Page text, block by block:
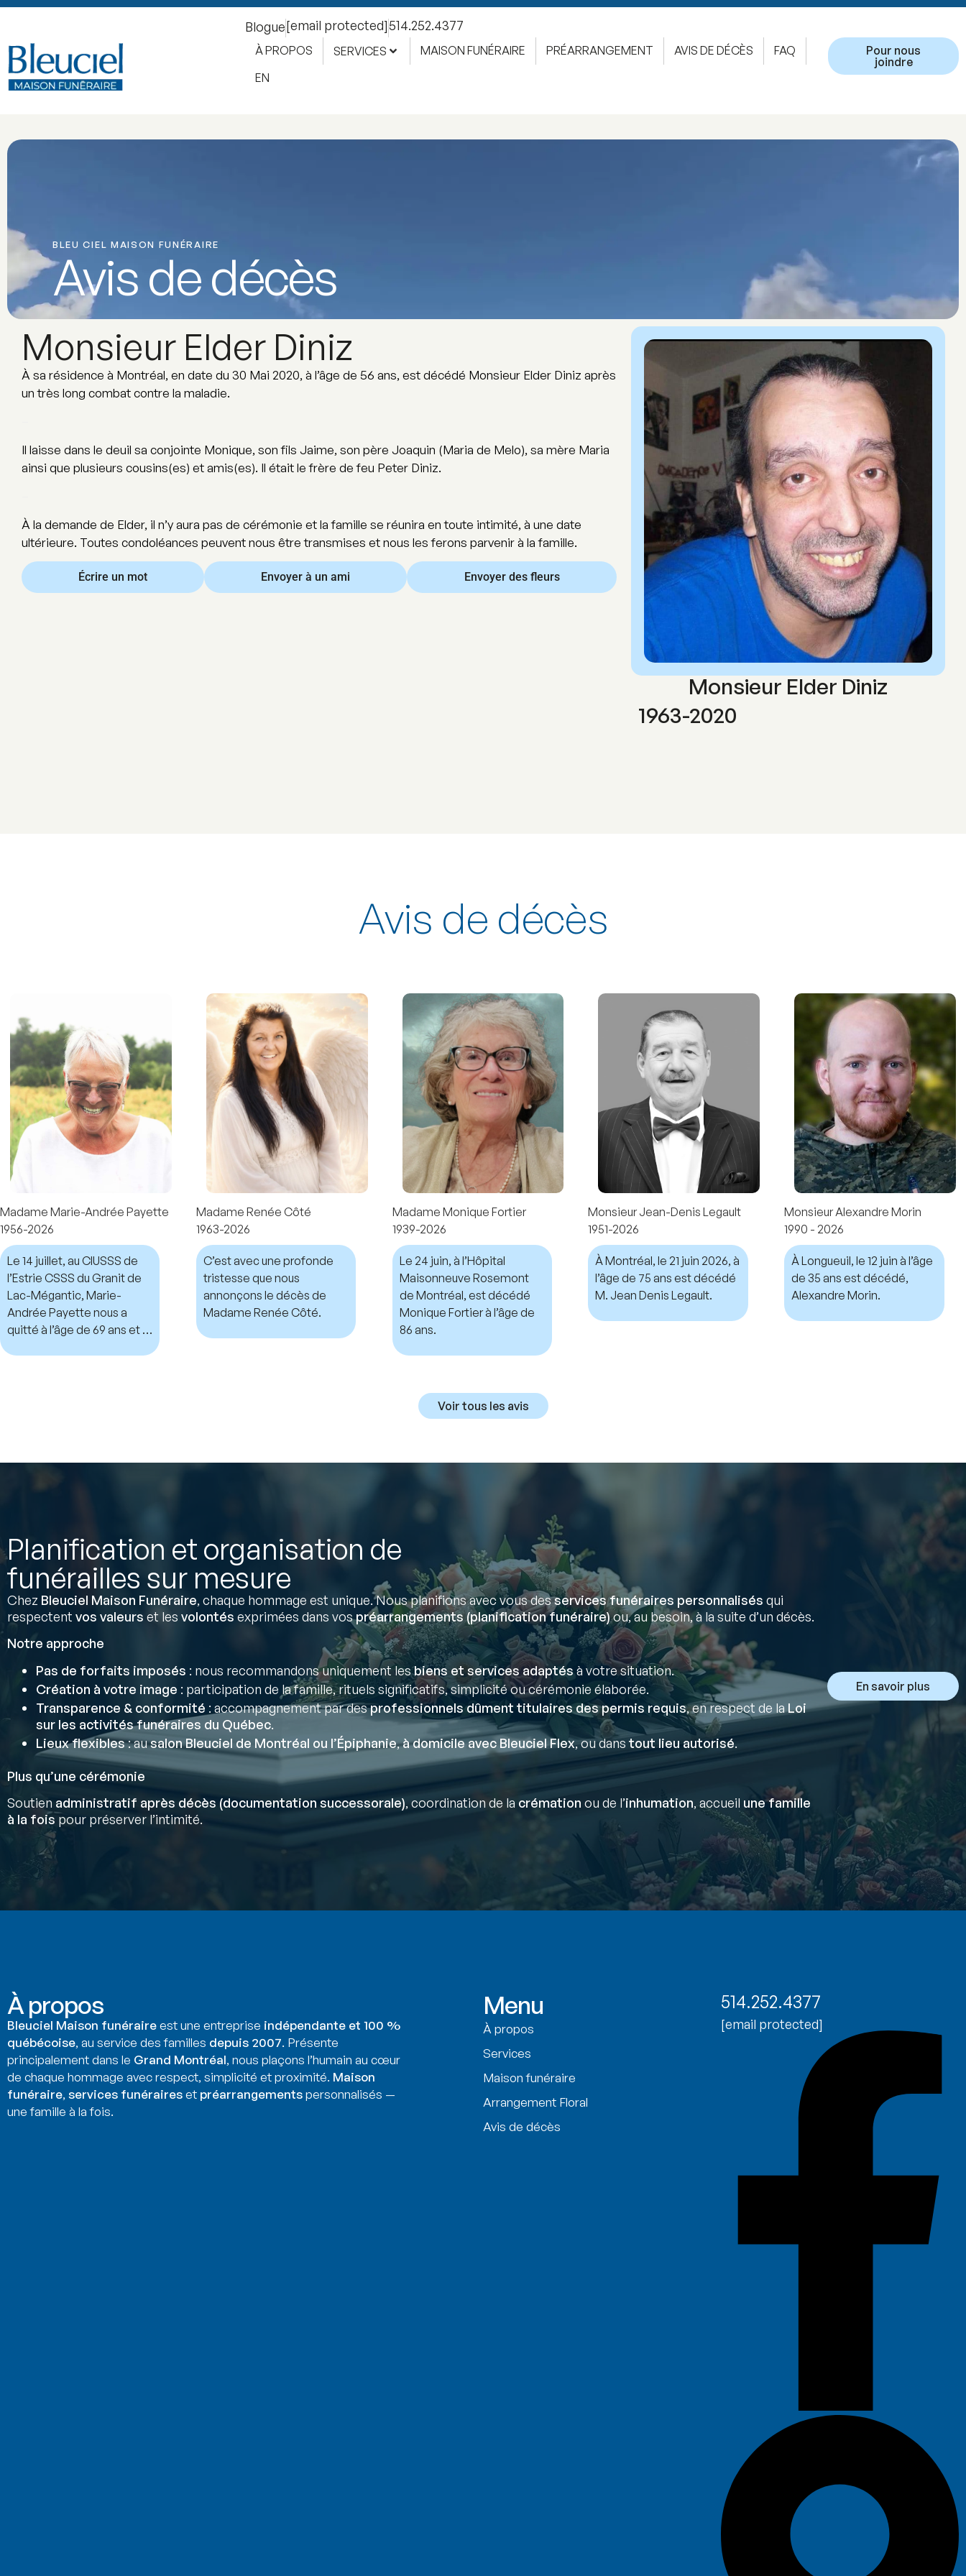
Blogue[email protected]514.252.4377
À PROPOS SERVICES MAISON FUNÉRAIRE PRÉARRANGEMENT AVIS DE DÉCÈS
FAQ
EN
Pour nous
joindre
BLEU CIEL MAISON FUNÉRAIRE
Avis de décès
Monsieur Elder Diniz
À sa résidence à Montréal, en date du 30 Mai 2020, à l’âge de 56 ans, est décédé Monsieur Elder Diniz après
un très long combat contre la maladie.
Il laisse dans le deuil sa conjointe Monique, son fils Jaime, son père Joaquin (Maria de Melo), sa mère Maria
ainsi que plusieurs cousins(es) et amis(es). Il était le frère de feu Peter Diniz.
À la demande de Elder, il n’y aura pas de cérémonie et la famille se réunira en toute intimité, à une date
ultérieure. Toutes condoléances peuvent nous être transmises et nous les ferons parvenir à la famille.
Écrire un mot Envoyer à un ami Envoyer des fleurs
Monsieur Elder Diniz
1963-2020
Avis de décès
Madame Marie-Andrée Payette
1956-2026
Le 14 juillet, au CIUSSS de
l’Estrie CSSS du Granit de
Lac-Mégantic, Marie-
Andrée Payette nous a
quitté à l’âge de 69 ans et 7
Madame Renée Côté
1963-2026
C’est avec une profonde
tristesse que nous
annonçons le décès de
Madame Renée Côté.
Madame Monique Fortier
1939-2026
Le 24 juin, à l’Hôpital
Maisonneuve Rosemont
de Montréal, est décédé
Monique Fortier à l’âge de
86 ans.
Monsieur Jean-Denis Legault
1951-2026
À Montréal, le 21 juin 2026, à
l’âge de 75 ans est décédé
M. Jean Denis Legault.
Monsieur Alexandre Morin
1990 - 2026
À Longueuil, le 12 juin à l’âge
de 35 ans est décédé,
Alexandre Morin.
Voir tous les avis
Planification et organisation de
funérailles sur mesure
Chez Bleuciel Maison Funéraire, chaque hommage est unique. Nous planifions avec vous desservices funéraires personnalisés qui
respectent vos valeurs et les volontés exprimées dans vospréarrangements (planification funéraire)ou, au besoin, à la suite d’un décès.
Notre approche
Pas de forfaits imposés : nous recommandons uniquement lesbiens et services adaptésà votre situation.
Création à votre image : participation de la famille, rituels significatifs, simplicité ou cérémonie élaborée.
Transparence & conformité : accompagnement par desprofessionnels dûment titulaires des permis requis, en respect de la Loi
sur les activités funéraires du Québec.
Lieux flexibles: ausalon Bleuciel de Montréal ou l’Épiphanie,à domicile avec Bleuciel Flex, ou dans tout lieu autorisé.
Plus qu’une cérémonie
Soutien administratif après décès (documentation successorale), coordination de la crémation ou de l’inhumation, accueil une famille
à la fois pour préserver l’intimité.
En savoir plus
À propos
Bleuciel Maison funéraireest une entreprise indépendante et 100 %
québécoise, au service des familles depuis 2007. Présente
principalement dans le Grand Montréal, nous plaçons l’humain au cœur
de chaque hommage avec respect, simplicité et proximité. Maison
funéraire, services funéraireset préarrangementspersonnalisés —
une famille à la fois.
Menu
À propos
Services
Maison funéraire
Arrangement Floral
Avis de décès
514.252.4377
[email protected]